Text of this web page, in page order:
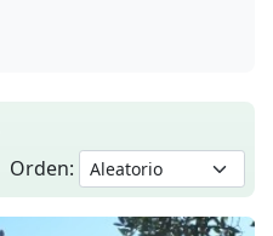
Orden: